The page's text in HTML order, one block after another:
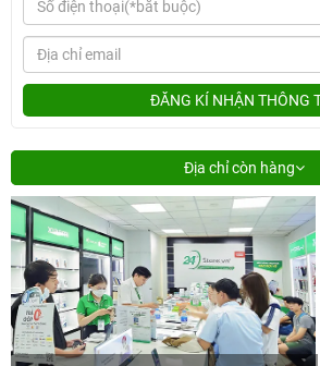
ĐĂNG KÍ NHẬN THÔNG
Địa chỉ còn hàng